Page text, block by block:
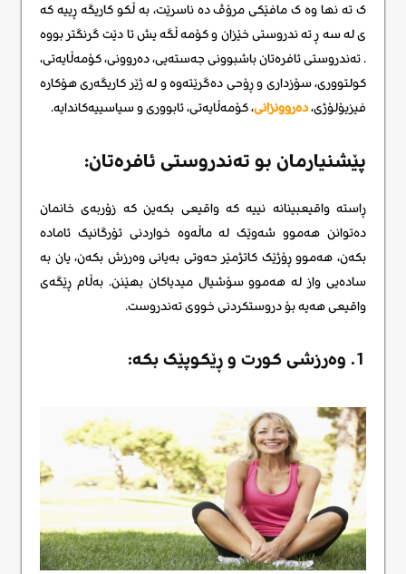
ک ته نها وه ک مافێکی مرۆڤ ده ناسرێت، به ڵکو کاریگه ڕییه که
ی له سه ڕ ته ندروستی خێزان و کۆمه ڵگه یش تا دێت گرنگتر بووه
. تەندروستی ئافرەتان باشبوونی جەستەیی، دەروونی، کۆمەڵایەتی،
کولتووری، سۆزداری و ڕۆحی دەگرێتەوە و لە ژێر کاریگەری هۆکارە
فیزیۆلۆژی،دەروونزانی، کۆمەڵایەتی، ئابووری و سیاسییەکاندایە.
پێشنیارمان بو تەندروستی ئافرەتان:
ڕاستە واقیعبینانە نییە کە واقیعی بکەین کە زۆربەی خانمان
دەتوانن هەموو شەوێک لە ماڵەوە خواردنی ئۆرگانیک ئامادە
بکەن، هەموو ڕۆژێک کاتژمێر حەوتی بەیانی وەرزش بکەن، یان بە
سادەیی واز لە هەموو سۆشیال میدیاکان بهێنن. بەڵام ڕێگەی
واقیعی هەیە بۆ دروستکردنی خووی تەندروست.
1. وەرزشی کورت و ڕێکوپێک بکە: